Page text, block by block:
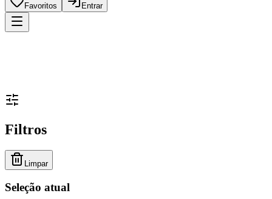
Favoritos Entrar
Filtros
Limpar
Seleção atual